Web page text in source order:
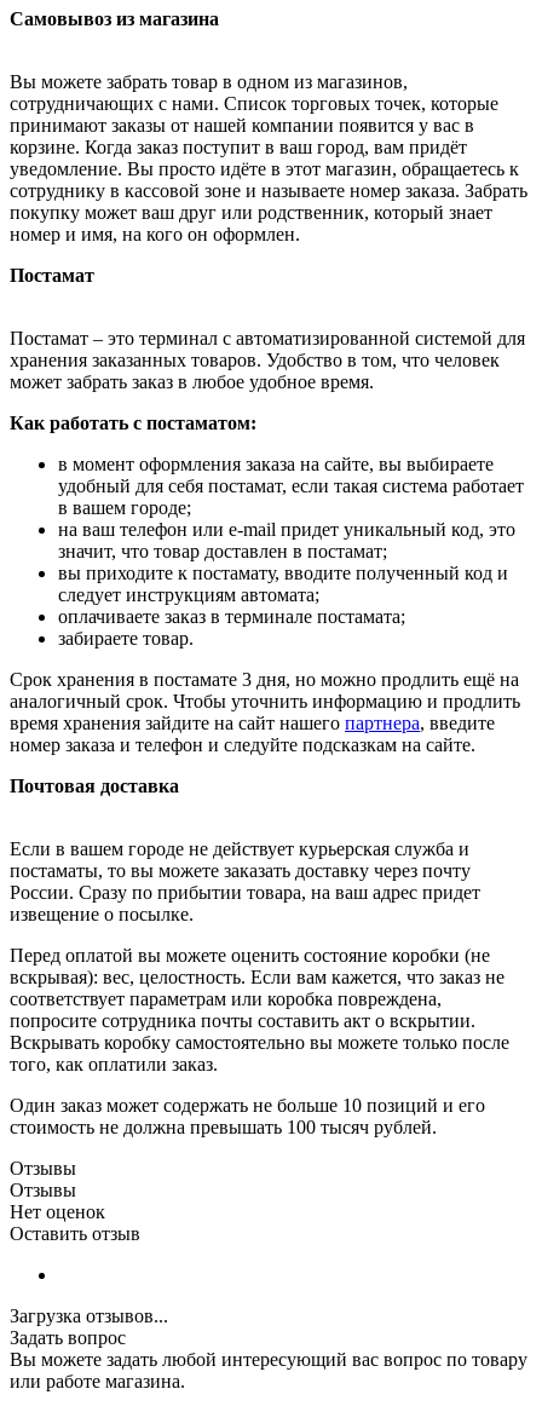
Самовывоз из магазина
Вы можете забрать товар в одном из магазинов,
сотрудничающих с нами. Список торговых точек, которые
принимают заказы от нашей компании появится у вас в
корзине. Когда заказ поступит в ваш город, вам придёт
уведомление. Вы просто идёте в этот магазин, обращаетесь к
сотруднику в кассовой зоне и называете номер заказа. Забрать
покупку может ваш друг или родственник, который знает
номер и имя, на кого он оформлен.
Постамат
Постамат – это терминал с автоматизированной системой для
хранения заказанных товаров. Удобство в том, что человек
может забрать заказ в любое удобное время.
Как работать с постаматом:
в момент оформления заказа на сайте, вы выбираете
удобный для себя постамат, если такая система работает
в вашем городе;
на ваш телефон или e-mail придет уникальный код, это
значит, что товар доставлен в постамат;
вы приходите к постамату, вводите полученный код и
следует инструкциям автомата;
оплачиваете заказ в терминале постамата;
забираете товар.
Срок хранения в постамате 3 дня, но можно продлить ещё на
аналогичный срок. Чтобы уточнить информацию и продлить
время хранения зайдите на сайт нашего партнера, введите
номер заказа и телефон и следуйте подсказкам на сайте.
Почтовая доставка
Если в вашем городе не действует курьерская служба и
постаматы, то вы можете заказать доставку через почту
России. Сразу по прибытии товара, на ваш адрес придет
извещение о посылке.
Перед оплатой вы можете оценить состояние коробки (не
вскрывая): вес, целостность. Если вам кажется, что заказ не
соответствует параметрам или коробка повреждена,
попросите сотрудника почты составить акт о вскрытии.
Вскрывать коробку самостоятельно вы можете только после
того, как оплатили заказ.
Один заказ может содержать не больше 10 позиций и его
стоимость не должна превышать 100 тысяч рублей.
Отзывы
Отзывы
Нет оценок
Оставить отзыв
Загрузка отзывов...
Задать вопрос
Вы можете задать любой интересующий вас вопрос по товару
или работе магазина.